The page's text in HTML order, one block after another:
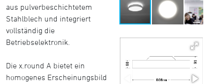
aus pulverbeschichtetem
Stahlblech und integriert
vollständig die
Betriebselektronik.
Die x.round A bietet ein
homogenes Erscheinungsbild